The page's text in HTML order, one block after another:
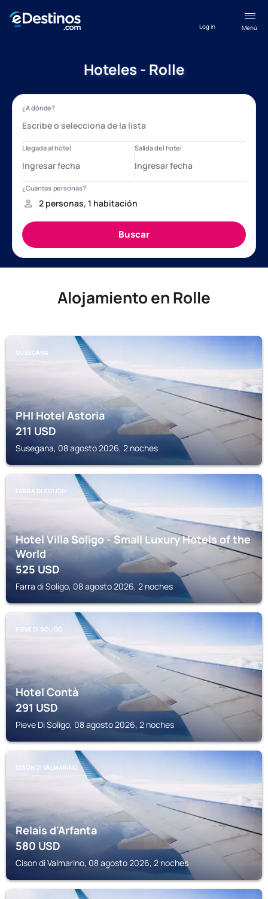
Menú
Log in
Hoteles - Rolle
Alojamiento en Rolle
SUSEGANA
PHI Hotel Astoria
211USD
Susegana, 08 agosto 2026, 2 noches
FARRA DI SOLIGO
Hotel Villa Soligo - Small Luxury Hotels of the
World
525USD
Farra di Soligo, 08 agosto 2026, 2 noches
PIEVE DI SOLIGO
Hotel Contà
291USD
Pieve Di Soligo, 08 agosto 2026, 2 noches
CISON DI VALMARINO
Relais d'Arfanta
580USD
Cison di Valmarino, 08 agosto 2026, 2 noches